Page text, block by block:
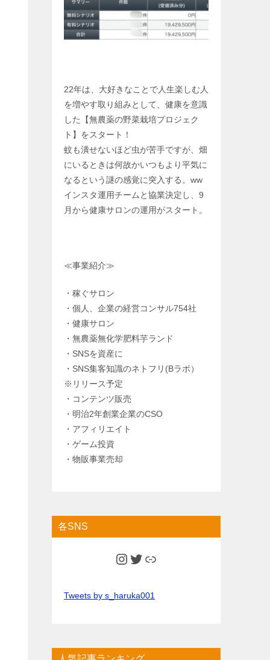
22年は、大好きなことで人生楽しむ人
を増やす取り組みとして、健康を意識
した【無農薬の野菜栽培プロジェク
ト】をスタート！
蚊も潰せないほど虫が苦手ですが、畑
にいるときは何故かいつもより平気に
なるという謎の感覚に突入する。ww
インスタ運用チームと協業決定し、9
月から健康サロンの運用がスタート。
≪事業紹介≫
・稼ぐサロン
・個人、企業の経営コンサル754社
・健康サロン
・無農薬無化学肥料芋ランド
・SNSを資産に
・SNS集客知識のネトフリ(Bラボ）
※リリース予定
・コンテンツ販売
・明治2年創業企業のCSO
・アフィリエイト
・ゲーム投資
・物販事業売却
各SNS
Instagram
Twitter
Link
Tweets by s_haruka001